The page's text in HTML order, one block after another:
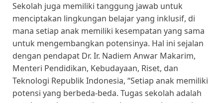
Sekolah juga memiliki tanggung jawab untuk
menciptakan lingkungan belajar yang inklusif, di
mana setiap anak memiliki kesempatan yang sama
untuk mengembangkan potensinya. Hal ini sejalan
dengan pendapat Dr. Ir. Nadiem Anwar Makarim,
Menteri Pendidikan, Kebudayaan, Riset, dan
Teknologi Republik Indonesia, “Setiap anak memiliki
potensi yang berbeda-beda. Tugas sekolah adalah